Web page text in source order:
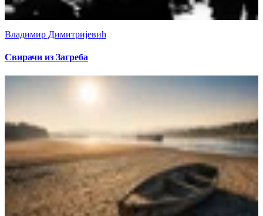
Владимир Димитријевић
Свирачи из Загреба